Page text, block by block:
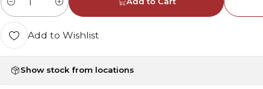
Quantity
Add to Wishlist
Show stock from locations